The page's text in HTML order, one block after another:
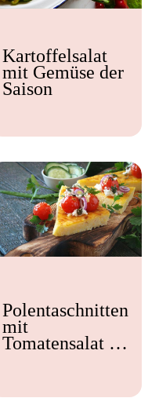
Kartoffelsalat
mit Gemüse der
Saison
Polentaschnitten
mit
Tomatensalat &